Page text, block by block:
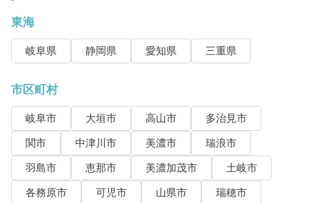
東海
岐阜県 静岡県 愛知県 三重県
市区町村
岐阜市 大垣市 高山市
多治見市
関市
中津川市 美濃市
瑞浪市
羽島市
恵那市 美濃加茂市
土岐市
各務原市
可児市 山県市
瑞穂市